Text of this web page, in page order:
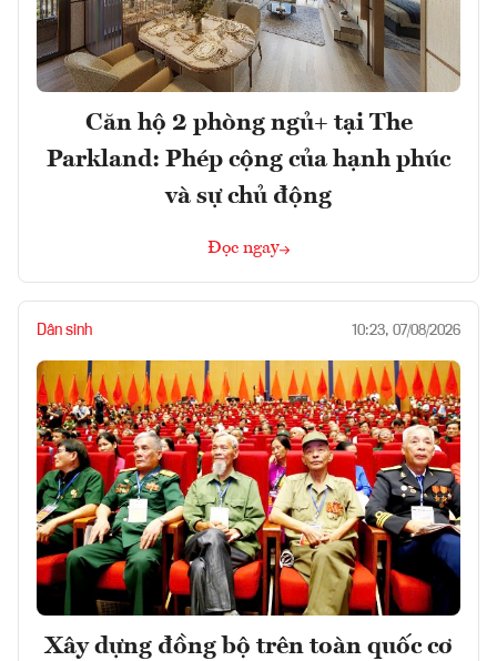
Căn hộ 2 phòng ngủ+ tại The
Parkland: Phép cộng của hạnh phúc
và sự chủ động
Đọc ngay
Dân sinh 10:23, 07/08/2026
Xây dựng đồng bộ trên toàn quốc cơ